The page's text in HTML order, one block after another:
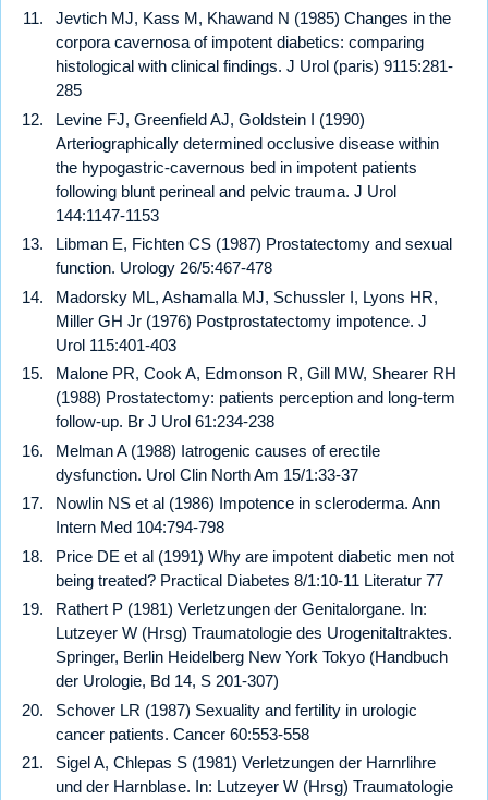
Jevtich MJ, Kass M, Khawand N (1985) Changes in the
corpora cavernosa of impotent diabetics: comparing
histological with clinical findings. J Urol (paris) 9115:281-
285
Levine FJ, Greenfield AJ, Goldstein I (1990)
Arteriographically determined occlusive disease within
the hypogastric-cavernous bed in impotent patients
following blunt perineal and pelvic trauma. J Urol
144:1147-1153
Libman E, Fichten CS (1987) Prostatectomy and sexual
function. Urology 26/5:467-478
Madorsky ML, Ashamalla MJ, Schussler I, Lyons HR,
Miller GH Jr (1976) Postprostatectomy impotence. J
Urol 115:401-403
Malone PR, Cook A, Edmonson R, Gill MW, Shearer RH
(1988) Prostatectomy: patients perception and long-term
follow-up. Br J Urol 61:234-238
Melman A (1988) Iatrogenic causes of erectile
dysfunction. Urol Clin North Am 15/1:33-37
Nowlin NS et al (1986) Impotence in scleroderma. Ann
Intern Med 104:794-798
Price DE et al (1991) Why are impotent diabetic men not
being treated? Practical Diabetes 8/1:10-11 Literatur 77
Rathert P (1981) Verletzungen der Genitalorgane. In:
Lutzeyer W (Hrsg) Traumatologie des Urogenitaltraktes.
Springer, Berlin Heidelberg New York Tokyo (Handbuch
der Urologie, Bd 14, S 201-307)
Schover LR (1987) Sexuality and fertility in urologic
cancer patients. Cancer 60:553-558
Sigel A, Chlepas S (1981) Verletzungen der Harnrlihre
und der Harnblase. In: Lutzeyer W (Hrsg) Traumatologie